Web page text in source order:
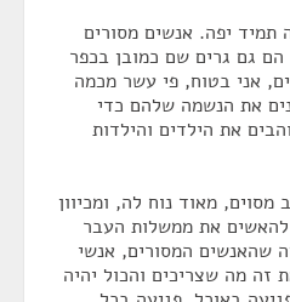
יפה. אנשים מסורים
גם גרים שם כמובן בכפר
אני בטוח, פי עשר מכמה
את הנשמה שלהם כדי
את הילדים והילדות
מאוד נוח לה, ומכיוון
להאשים את ממשלות העבר
שהאנשים המסורים, אנשי
זה מה שצריכים והכול יהיה